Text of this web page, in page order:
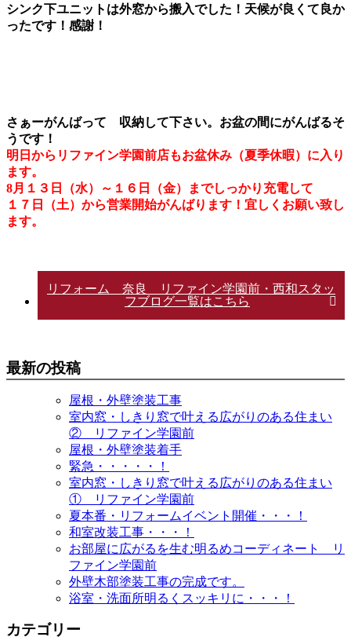
シンク下ユニットは外窓から搬入でした！天候が良くて良か
ったです！感謝！
さぁーがんばって 収納して下さい。お盆の間にがんばるそ
うです！
明日からリファイン学園前店もお盆休み（夏季休暇）に入り
ます。
8月１３日（水）～１６日（金）までしっかり充電して
１７日（土）から営業開始がんばります！宜しくお願い致し
ます。
リフォーム 奈良 リファイン学園前・西和スタッ
フブログ一覧はこちら
最新の投稿
屋根・外壁塗装工事
室内窓・しきり窓で叶える広がりのある住まい
② リファイン学園前
屋根・外壁塗装着手
緊急・・・・・！
室内窓・しきり窓で叶える広がりのある住まい
① リファイン学園前
夏本番・リフォームイベント開催・・・！
和室改装工事・・・！
お部屋に広がるを生む明るめコーディネート リ
ファイン学園前
外壁木部塗装工事の完成です。
浴室・洗面所明るくスッキリに・・・！
カテゴリー